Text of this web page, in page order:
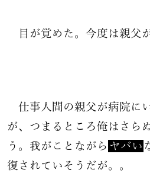
目が覚めた。今度は親父が
仕事人間の親父が病院に
が、つまるところ俺はさら
う。我がことながら ヤバい
復されていそうだが。。